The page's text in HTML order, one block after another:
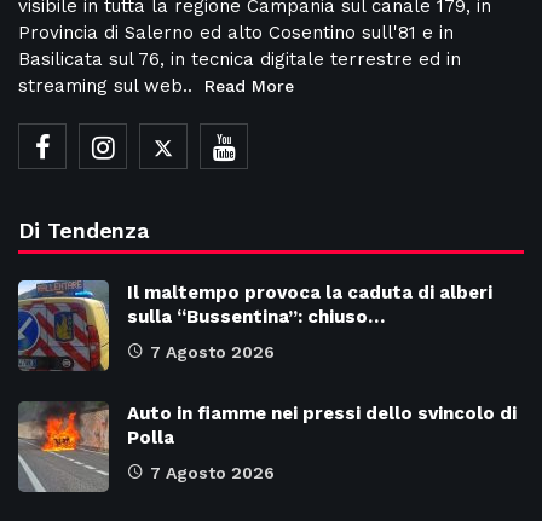
visibile in tutta la regione Campania sul canale 179, in
Provincia di Salerno ed alto Cosentino sull'81 e in
Basilicata sul 76, in tecnica digitale terrestre ed in
streaming sul web..
Read More
Di Tendenza
Il maltempo provoca la caduta di alberi
sulla “Bussentina”: chiuso…
7 Agosto 2026
Auto in fiamme nei pressi dello svincolo di
Polla
7 Agosto 2026